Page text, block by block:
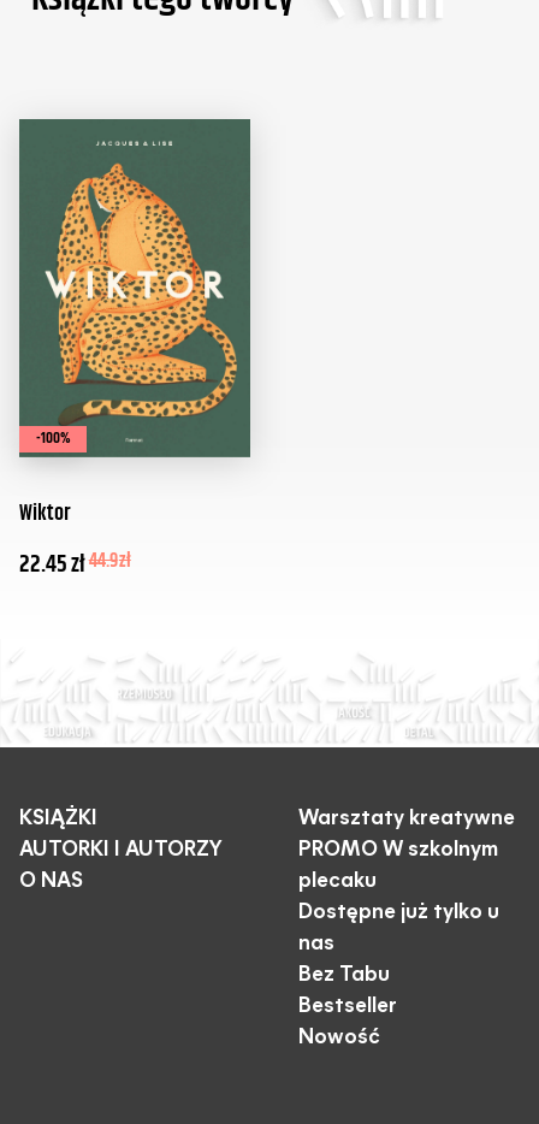
-100%
Wiktor
22.45zł44.9zł
KSIĄŻKI
AUTORKI I AUTORZY
O NAS
Warsztaty kreatywne
PROMO W szkolnym
plecaku
Dostępne już tylko u
nas
Bez Tabu
Bestseller
Nowość